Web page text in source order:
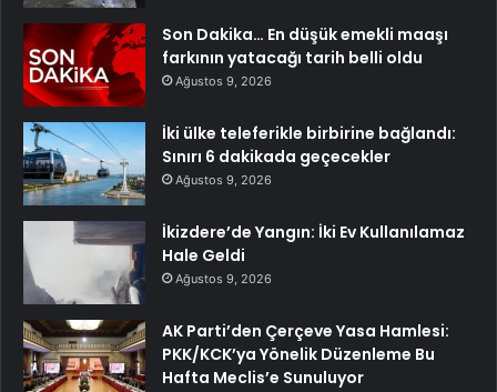
Son Dakika… En düşük emekli maaşı
farkının yatacağı tarih belli oldu
Ağustos 9, 2026
İki ülke teleferikle birbirine bağlandı:
Sınırı 6 dakikada geçecekler
Ağustos 9, 2026
İkizdere’de Yangın: İki Ev Kullanılamaz
Hale Geldi
Ağustos 9, 2026
AK Parti’den Çerçeve Yasa Hamlesi:
PKK/KCK’ya Yönelik Düzenleme Bu
Hafta Meclis’e Sunuluyor